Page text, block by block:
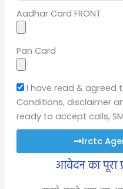
Aadhar Card FRONT
Pan Card
I have read & agreed
Conditions, disclaimer
ready to accept calls,
Irctc
आवेदन का पूरा